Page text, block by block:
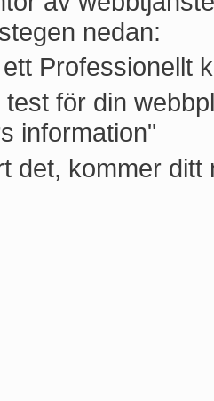
nedan:
Professionellt
test för din
information"
det, kommer